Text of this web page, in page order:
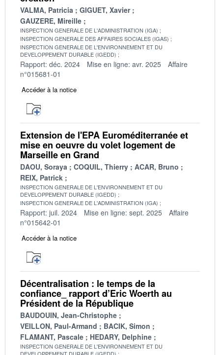
VALMA, Patricia
GIGUET, Xavier
GAUZERE, Mireille
INSPECTION GENERALE DE L'ADMINISTRATION (IGA)
INSPECTION GENERALE DES AFFAIRES SOCIALES (IGAS)
INSPECTION GENERALE DE L'ENVIRONNEMENT ET DU
DEVELOPPEMENT DURABLE (IGEDD)
Rapport: déc. 2024 Mise en ligne: avr. 2025
Affaire
n°015681-01
Accéder à la notice
Extension de l'EPA Euroméditerranée et
mise en oeuvre du volet logement de
Marseille en Grand
DAOU, Soraya COQUIL, Thierry
ACAR, Bruno
REIX, Patrick
INSPECTION GENERALE DE L'ENVIRONNEMENT ET DU
DEVELOPPEMENT DURABLE (IGEDD)
INSPECTION GENERALE DE L'ADMINISTRATION (IGA)
Rapport: juil. 2024 Mise en ligne: sept. 2025
Affaire
n°015642-01
Accéder à la notice
Décentralisation : le temps de la
confiance_ rapport d’Eric Woerth au
Président de la République
BAUDOUIN, Jean-Christophe
VEILLON, Paul-Armand
BACIK, Simon
FLAMANT, Pascale
HEDARY, Delphine
INSPECTION GENERALE DE L'ENVIRONNEMENT ET DU